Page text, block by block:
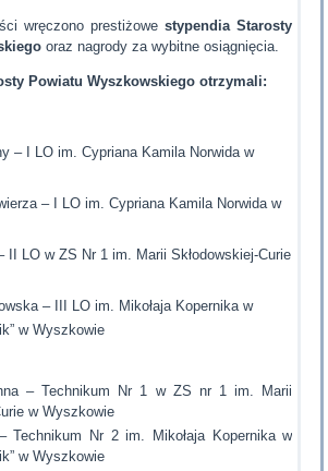
wręczono prestiżowestypendia Starosty
oraz nagrody za wybitne osiągnięcia.
Powiatu Wyszkowskiego otrzymali:
– I LO im. Cypriana Kamila Norwida w
– I LO im. Cypriana Kamila Norwida w
II LO w ZS Nr 1 im. Marii Skłodowskiej-Curie
– III LO im. Mikołaja Kopernika w
w Wyszkowie
– Technikum Nr 1 w ZS nr 1 im. Marii
w Wyszkowie
Technikum Nr 2 im. Mikołaja Kopernika w
w Wyszkowie